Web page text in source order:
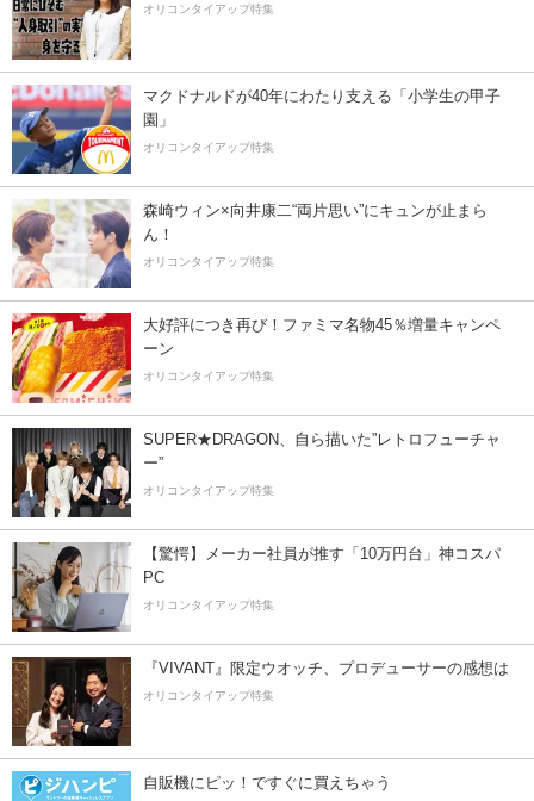
オリコンタイアップ特集
マクドナルドが40年にわたり支える「小学生の甲子
園」
オリコンタイアップ特集
森崎ウィン×向井康二“両片思い”にキュンが止まら
ん！
オリコンタイアップ特集
大好評につき再び！ファミマ名物45％増量キャンペ
ーン
オリコンタイアップ特集
SUPER★DRAGON、自ら描いた”レトロフューチャ
ー”
オリコンタイアップ特集
【驚愕】メーカー社員が推す「10万円台」神コスパ
PC
オリコンタイアップ特集
『VIVANT』限定ウオッチ、プロデューサーの感想は
オリコンタイアップ特集
自販機にピッ！ですぐに買えちゃう